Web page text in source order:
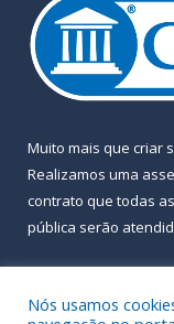
Muito mais que criar
Realizamos uma
contrato que todas
pública serão
Nós usamos